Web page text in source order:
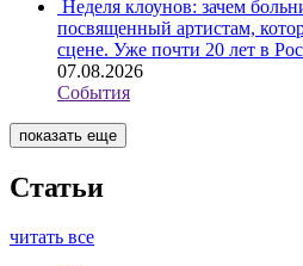
Неделя клоунов: зачем
посвященный артистам,
сцене. Уже почти 20 лет в
07.08.2026
События
показать еще
Статьи
читать все